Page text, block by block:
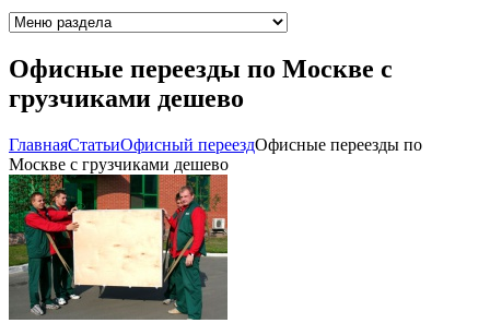
Офисные переезды по Москве с
грузчиками дешево
ГлавнаяCтатьиОфисный переездОфисные переезды по
Москве с грузчиками дешево